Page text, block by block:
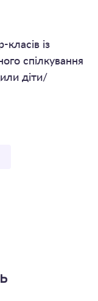
із
спілкування
діти/